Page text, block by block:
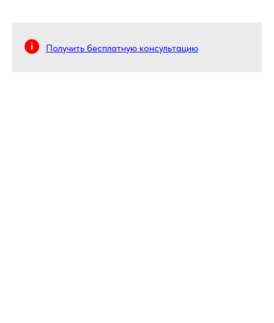
Получить бесплатную консультацию